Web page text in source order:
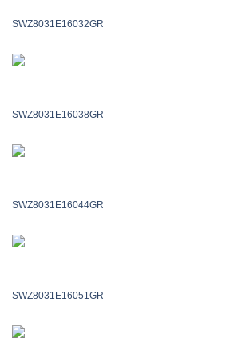
SWZ8031E16032GR
SWZ8031E16038GR
SWZ8031E16044GR
SWZ8031E16051GR